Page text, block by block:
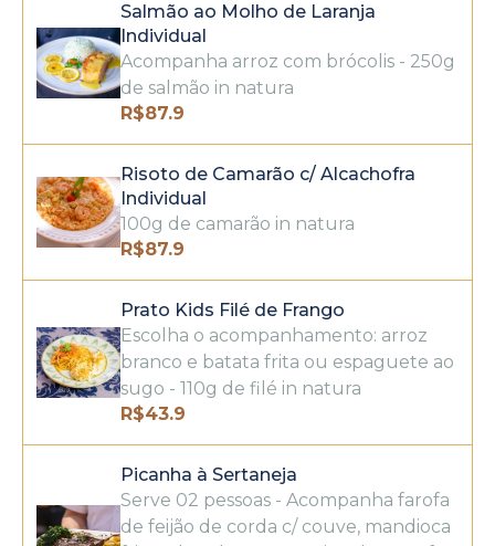
Salmão ao Molho de Laranja
Individual
Acompanha arroz com brócolis - 250g
de salmão in natura
R$87.9
Risoto de Camarão c/ Alcachofra
Individual
100g de camarão in natura
R$87.9
Prato Kids Filé de Frango
Escolha o acompanhamento: arroz
branco e batata frita ou espaguete ao
sugo - 110g de filé in natura
R$43.9
Picanha à Sertaneja
Serve 02 pessoas - Acompanha farofa
de feijão de corda c/ couve, mandioca